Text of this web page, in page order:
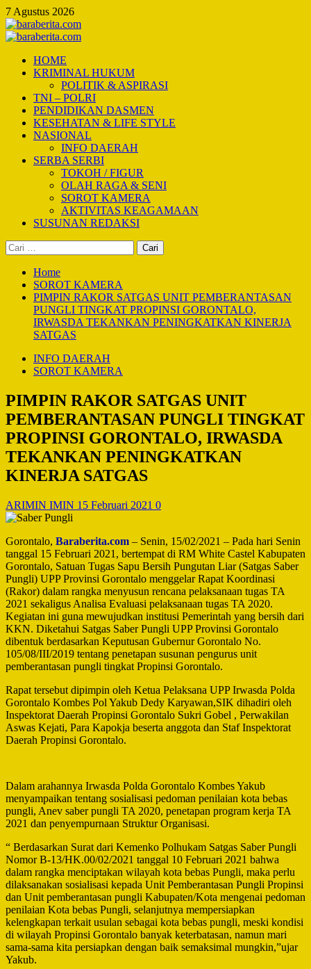
Skip
to
content
7 Agustus 2026
Primary
HOME
KRIMINAL HUKUM
POLITIK & ASPIRASI
TNI – POLRI
PENDIDIKAN DASMEN
KESEHATAN & LIFE STYLE
NASIONAL
INFO DAERAH
SERBA SERBI
TOKOH / FIGUR
OLAH RAGA & SENI
SOROT KAMERA
AKTIVITAS KEAGAMAAN
SUSUNAN REDAKSI
Cari
untuk:
Home
SOROT KAMERA
PIMPIN RAKOR SATGAS UNIT PEMBERANTASAN
PUNGLI TINGKAT PROPINSI GORONTALO,
IRWASDA TEKANKAN PENINGKATKAN KINERJA
SATGAS
INFO DAERAH
SOROT KAMERA
PIMPIN RAKOR SATGAS UNIT
PEMBERANTASAN PUNGLI TINGKAT
PROPINSI GORONTALO, IRWASDA
TEKANKAN PENINGKATKAN
KINERJA SATGAS
ARIMIN IMIN 15 Februari 2021 0
Gorontalo, Baraberita.com – Senin, 15/02/2021 – Pada hari Senin
tanggal 15 Februari 2021, bertempat di RM White Castel Kabupaten
Gorontalo, Satuan Tugas Sapu Bersih Pungutan Liar (Satgas Saber
Pungli) UPP Provinsi Gorontalo menggelar Rapat Koordinasi
(Rakor) dalam rangka menyusun rencana pelaksanaan tugas TA
2021 sekaligus Analisa Evaluasi pelaksanaan tugas TA 2020.
Kegiatan ini guna mewujudkan institusi Pemerintah yang bersih dari
KKN. Diketahui Satgas Saber Pungli UPP Provinsi Gorontalo
dibentuk berdasarkan Keputusan Gubernur Gorontalo No.
105/08/III/2019 tentang penetapan susunan pengurus unit
pemberantasan pungli tingkat Propinsi Gorontalo.
Rapat tersebut dipimpin oleh Ketua Pelaksana UPP Irwasda Polda
Gorontalo Kombes Pol Yakub Dedy Karyawan,SIK dihadiri oleh
Inspektorat Daerah Propinsi Gorontalo Sukri Gobel , Perwakilan
Aswas Kejati, Para Kapokja beserta anggota dan Staf Inspektorat
Daerah Propinsi Gorontalo.
Dalam arahannya Irwasda Polda Gorontalo Kombes Yakub
menyampaikan tentang sosialisasi pedoman penilaian kota bebas
pungli, Anev saber pungli TA 2020, penetapan program kerja TA
2021 dan penyempurnaan Struktur Organisasi.
“ Berdasarkan Surat dari Kemenko Polhukam Satgas Saber Pungli
Nomor B-13/HK.00/02/2021 tanggal 10 Februari 2021 bahwa
dalam rangka menciptakan wilayah kota bebas Pungli, maka perlu
dilaksanakan sosialisasi kepada Unit Pemberantasan Pungli Propinsi
dan Unit pemberantasan pungli Kabupaten/Kota mengenai pedoman
penilaian Kota bebas Pungli, selanjutnya mempersiapkan
kelengkapan terkait usulan sebagai kota bebas pungli, meski kondisi
di wilayah Propinsi Gorontalo banyak keterbatasan, namun mari
sama-sama kita persiapkan dengan baik semaksimal mungkin,”ujar
Yakub.